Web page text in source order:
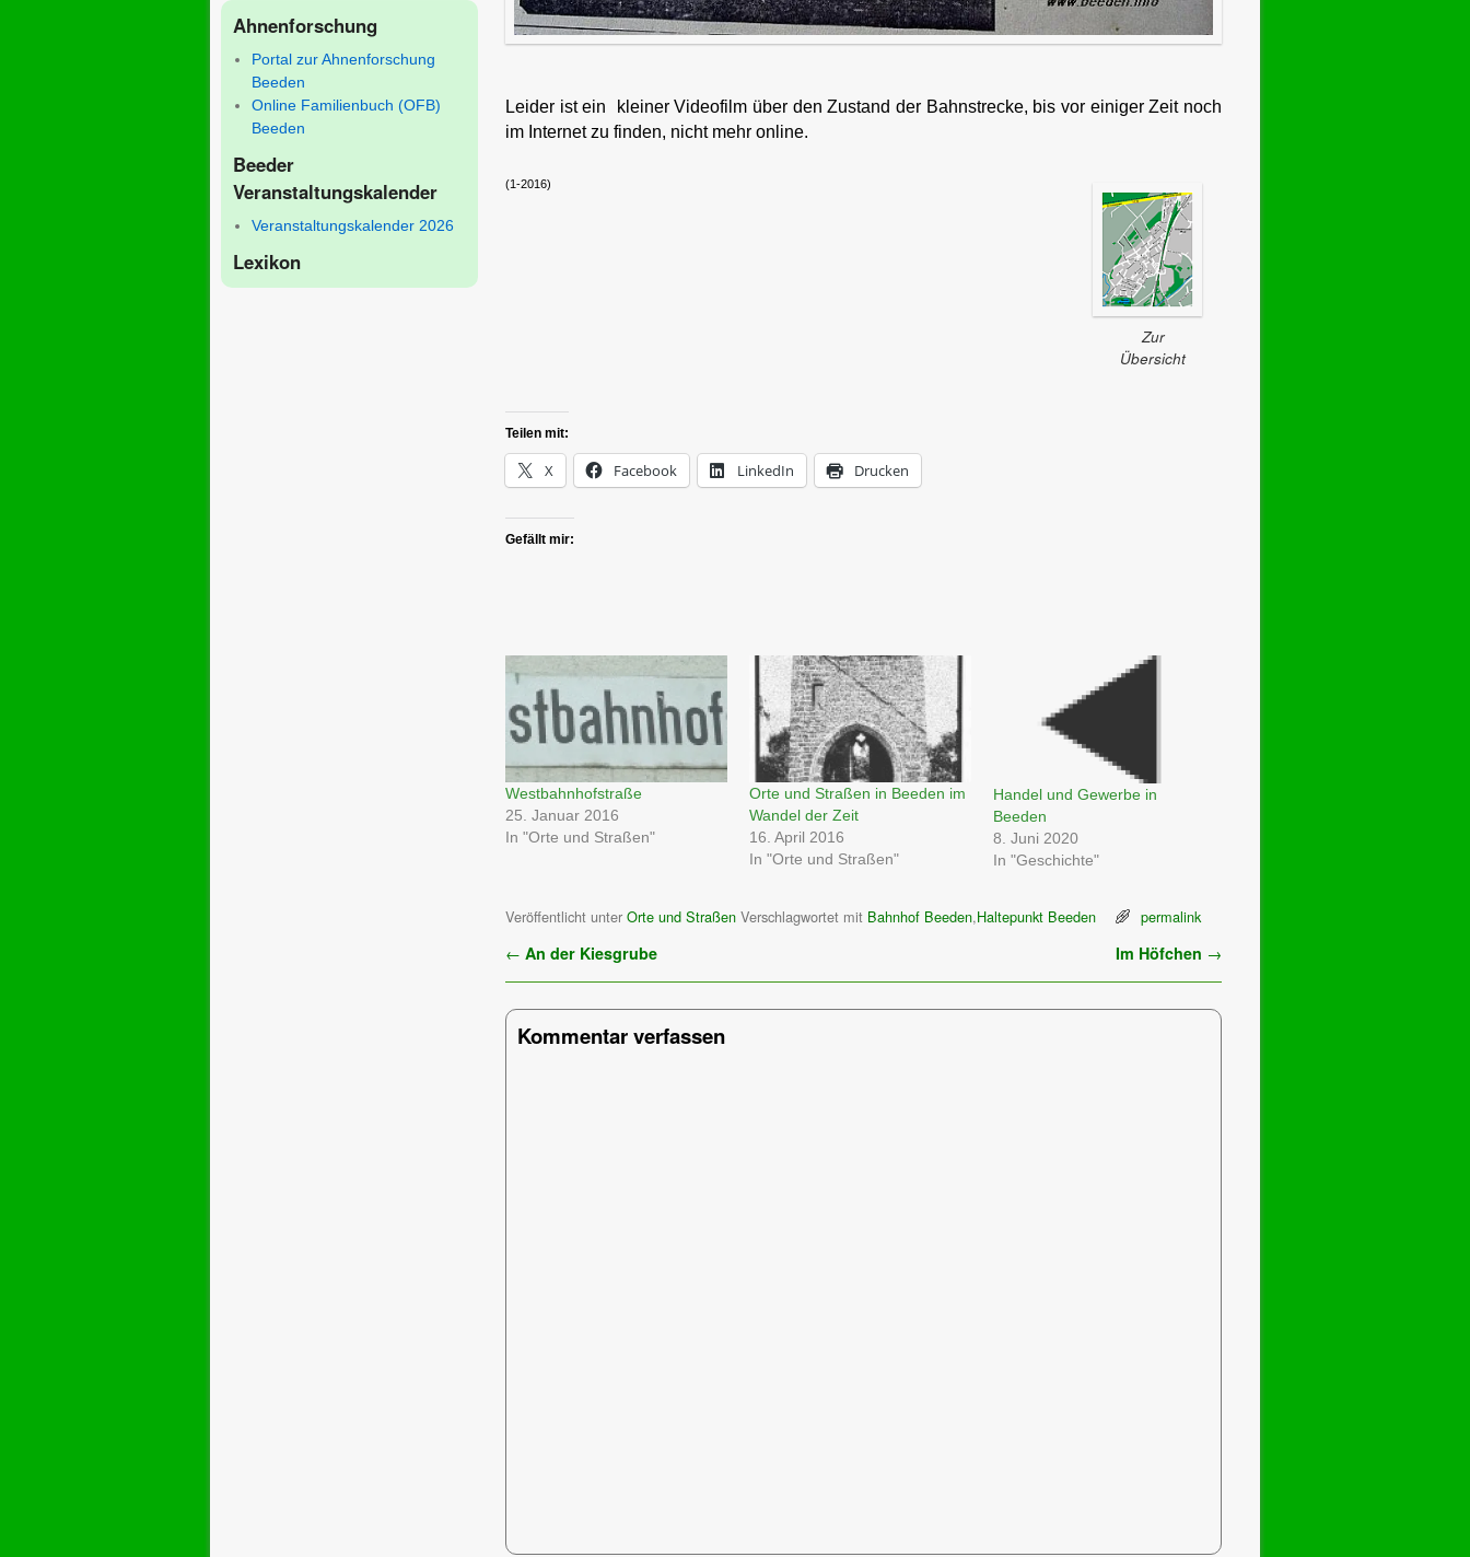
Ahnenforschung
Portal zur Ahnenforschung
Beeden
Online Familienbuch (OFB)
Beeden
Beeder
Veranstaltungskalender
Veranstaltungskalender 2026
Lexikon
Leider ist ein kleiner Videofilm über den Zustand der Bahnstrecke, bis vor einiger Zeit noch
im Internet zu finden, nicht mehr online.
Zur
Übersicht
(1-2016)
Teilen mit:
X Facebook LinkedIn Drucken
Gefällt mir:
Westbahnhofstraße
25. Januar 2016
In "Orte und Straßen"
Orte und Straßen in Beeden im
Wandel der Zeit
16. April 2016
In "Orte und Straßen"
Handel und Gewerbe in
Beeden
8. Juni 2020
In "Geschichte"
Veröffentlicht unter Orte und Straßen Verschlagwortet mit Bahnhof Beeden,Haltepunkt Beeden permalink
Artikelnavigation
← An der Kiesgrube Im Höfchen →
Kommentar verfassen